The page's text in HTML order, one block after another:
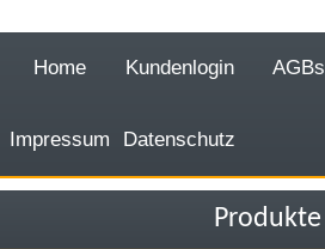
Home Kundenlogin AGBs
Impressum Datenschutz
Produkte